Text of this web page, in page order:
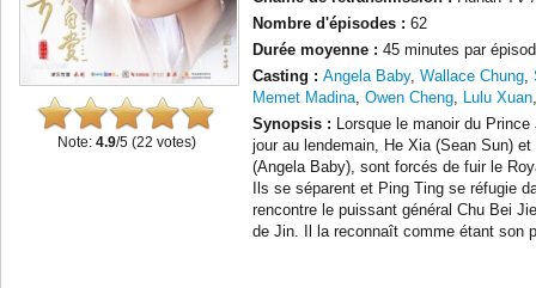
Note: 4.9/5 (22 votes)
Nombre d'épisodes : 62
Durée moyenne : 45 minutes par
Casting : Angela Baby, Wallace Chung,
Memet Madina, Owen Cheng, Lulu Xuan,
Synopsis : Lorsque le manoir du
jour au lendemain, He Xia (Sean Sun)
(Angela Baby), sont forcés de fuir le
Ils se séparent et Ping Ting se réfugie
rencontre le puissant général Chu Bei
de Jin. Il la reconnaît comme étant son